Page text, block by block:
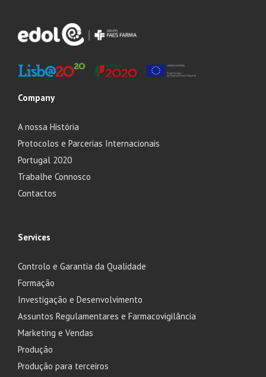
Company
A nossa História
Protocolos e Parcerias Internacionais
Portugal 2020
Trabalhe Connosco
Contactos
Services
Controlo e Garantia da Qualidade
Formação
Investigação e Desenvolvimento
Assuntos Regulamentares e Farmacovigilância
Marketing e Vendas
Produção
Produção para terceiros